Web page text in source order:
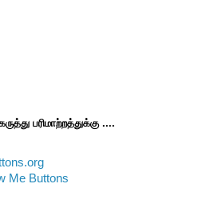
பரிமாற்றத்துக்கு ....
Me Buttons